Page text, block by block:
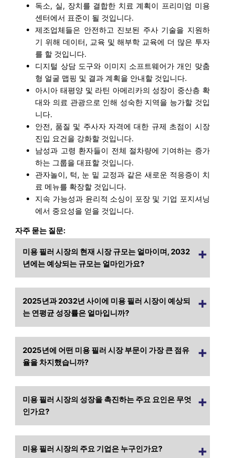
독소, 실, 장치를 결합한 치료 계획이 프리미엄 미용
센터에서 표준이 될 것입니다.
제조업체들은 안전하고 진보된 주사 기술을 지원하
기 위해 데이터, 교육 및 해부학 교육에 더 많은 투자
를 할 것입니다.
디지털 상담 도구와 이미지 소프트웨어가 개인 맞춤
형 얼굴 맵핑 및 결과 계획을 안내할 것입니다.
아시아 태평양 및 라틴 아메리카의 성장이 중산층 확
대와 의료 관광으로 인해 성숙한 지역을 능가할 것입
니다.
안전, 품질 및 주사자 자격에 대한 규제 초점이 시장
진입 요건을 강화할 것입니다.
남성과 고령 환자들이 전체 절차량에 기여하는 증가
하는 그룹을 대표할 것입니다.
관자놀이, 턱, 눈 밑 교정과 같은 새로운 적응증이 치
료 메뉴를 확장할 것입니다.
지속 가능성과 윤리적 소싱이 포장 및 기업 포지셔닝
에서 중요성을 얻을 것입니다.
자주 묻는 질문:
미용 필러 시장의 현재 시장 규모는 얼마이며, 2032
년에는 예상되는 규모는 얼마인가요?
2025년과 2032년 사이에 미용 필러 시장이 예상되
는 연평균 성장률은 얼마입니까?
2025년에 어떤 미용 필러 시장 부문이 가장 큰 점유
율을 차지했습니까?
미용 필러 시장의 성장을 촉진하는 주요 요인은 무엇
인가요?
미용 필러 시장의 주요 기업은 누구인가요?